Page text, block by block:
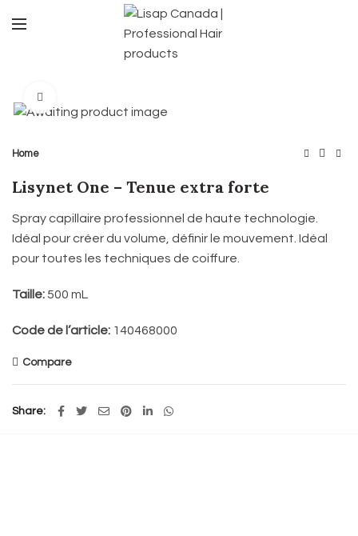
Home
Lisynet One – Tenue extra forte
Spray capillaire professionnel de haute technologie.
Idéal pour créer du volume, définir le mouvement. Idéal
pour toutes les techniques de coiffure.
Taille:500 mL
Code de l’article: 140468000
Compare
Share